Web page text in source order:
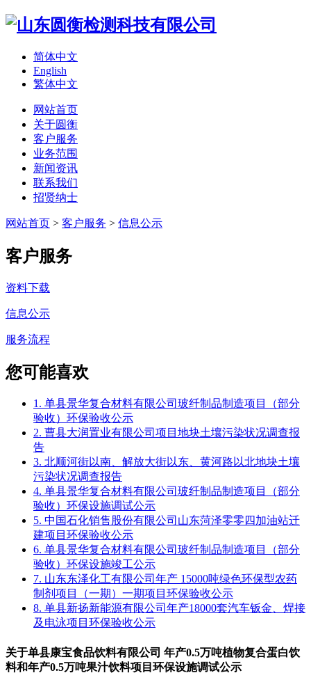
简体中文
English
繁体中文
网站首页
关于圆衡
客户服务
业务范围
新闻资讯
联系我们
招贤纳士
网站首页 > 客户服务 > 信息公示
客户服务
资料下载
信息公示
服务流程
您可能喜欢
1. 单县景华复合材料有限公司玻纤制品制造项目（部分
验收）环保验收公示
2. 曹县大润置业有限公司项目地块土壤污染状况调查报
告
3. 北顺河街以南、解放大街以东、黄河路以北地块土壤
污染状况调查报告
4. 单县景华复合材料有限公司玻纤制品制造项目（部分
验收）环保设施调试公示
5. 中国石化销售股份有限公司山东菏泽零零四加油站迁
建项目环保验收公示
6. 单县景华复合材料有限公司玻纤制品制造项目（部分
验收）环保设施竣工公示
7. 山东东泽化工有限公司年产 15000吨绿色环保型农药
制剂项目（一期）一期项目环保验收公示
8. 单县新扬新能源有限公司年产18000套汽车钣金、焊接
及电泳项目环保验收公示
关于单县康宝食品饮料有限公司 年产0.5万吨植物复合蛋白饮
料和年产0.5万吨果汁饮料项目环保设施调试公示